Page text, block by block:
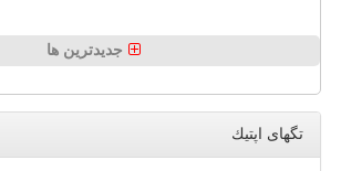
جدیدترین ها
تگهای اپتیك